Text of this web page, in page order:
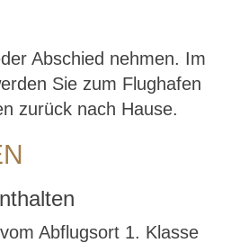
Abschied nehmen. Im
Sie zum Flughafen
zurück nach Hause.
Abflugsort 1. Klasse